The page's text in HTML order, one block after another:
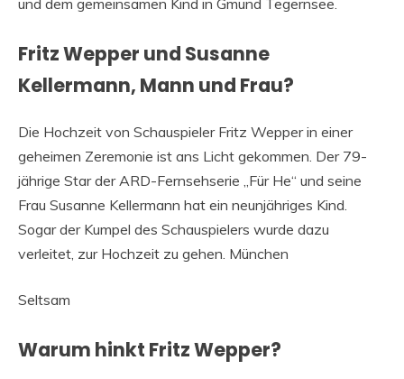
und dem gemeinsamen Kind in Gmund Tegernsee.
Fritz Wepper und Susanne
Kellermann, Mann und Frau?
Die Hochzeit von Schauspieler Fritz Wepper in einer
geheimen Zeremonie ist ans Licht gekommen. Der 79-
jährige Star der ARD-Fernsehserie „Für He“ und seine
Frau Susanne Kellermann hat ein neunjähriges Kind.
Sogar der Kumpel des Schauspielers wurde dazu
verleitet, zur Hochzeit zu gehen. München
Seltsam
Warum hinkt Fritz Wepper?